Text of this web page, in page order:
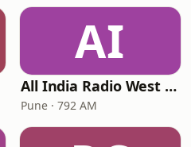
AI
All India Radio West Service - AIR Pune (Akashvani Pune)
Pune · 792 AM